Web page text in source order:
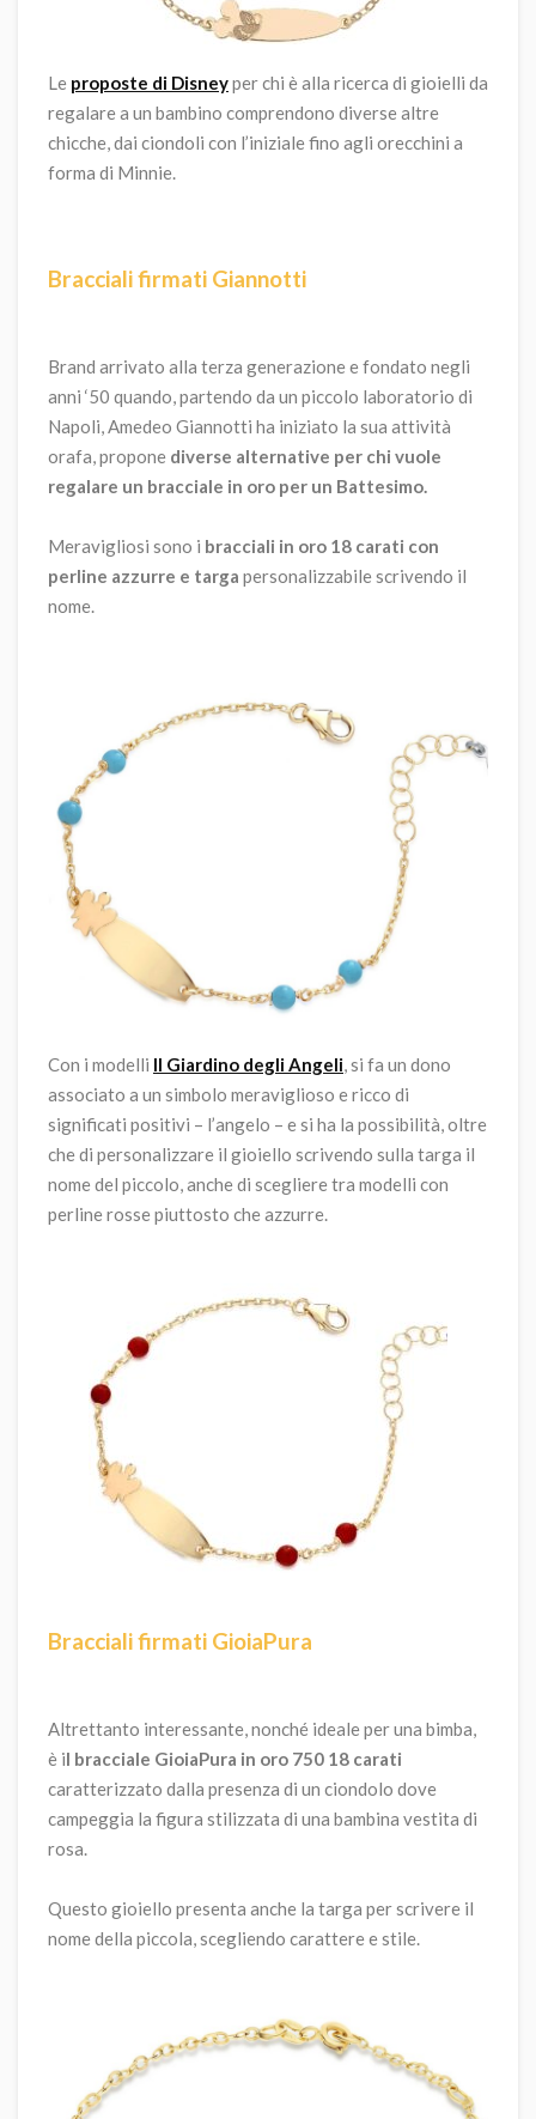
Le proposte di Disneyper chi è alla ricerca di gioielli da
regalare a un bambino comprendono diverse altre
chicche, dai ciondoli con l’iniziale fino agli orecchini a
forma di Minnie.
Bracciali firmati Giannotti
Brand arrivato alla terza generazione e fondato negli
anni ‘50 quando, partendo da un piccolo laboratorio di
Napoli, Amedeo Giannotti ha iniziato la sua attività
orafa, propone diverse alternative per chi vuole
regalare un bracciale in oro per un Battesimo.
Meravigliosi sono i bracciali in oro 18 carati con
perline azzurre e targa personalizzabile scrivendo il
nome.
Con i modelli Il Giardino degli Angeli, si fa un dono
associato a un simbolo meraviglioso e ricco di
significati positivi – l’angelo – e si ha la possibilità, oltre
che di personalizzare il gioiello scrivendo sulla targa il
nome del piccolo, anche di scegliere tra modelli con
perline rosse piuttosto che azzurre.
Bracciali firmati GioiaPura
Altrettanto interessante, nonché ideale per una bimba,
è il bracciale GioiaPura in oro 750 18 carati
caratterizzato dalla presenza di un ciondolo dove
campeggia la figura stilizzata di una bambina vestita di
rosa.
Questo gioiello presenta anche la targa per scrivere il
nome della piccola, scegliendo carattere e stile.